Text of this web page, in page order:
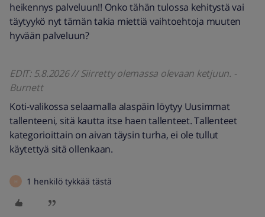
heikennys palveluun!! Onko tähän tulossa kehitystä vai
täytyykö nyt tämän takia miettiä vaihtoehtoja muuten
hyvään palveluun?
EDIT: 5.8.2026 // Siirretty olemassa olevaan ketjuun. -
Burnett
Koti-valikossa selaamalla alaspäin löytyy Uusimmat
tallenteeni, sitä kautta itse haen tallenteet. Tallenteet
kategorioittain on aivan täysin turha, ei ole tullut
käytettyä sitä ollenkaan.
H 1 henkilö tykkää tästä